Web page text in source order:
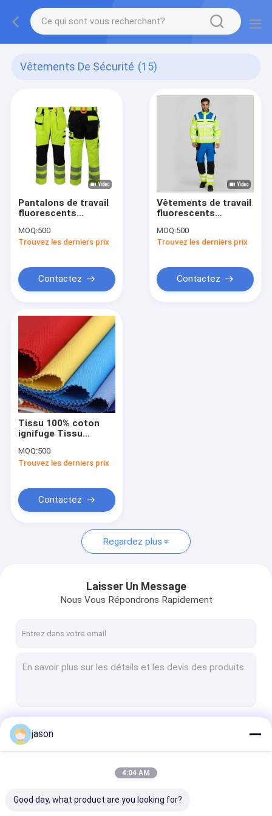
Vêtements De Sécurité (15)
Pantalons de travail
fluorescents
flammes
MOQ:500
Trouvez les derniers prix
Contactez
Vêtements de travail
fluorescents
flammes
personnalisés
Respirant
MOQ:500
Trouvez les derniers prix
Contactez
Tissu 100% coton
ignifuge Tissu
16*12 Tissu à tige
personnalisé
MOQ:500
Trouvez les derniers prix
Contactez
Regardez plus
Laisser Un Message
Nous Vous Répondrons Rapidement
jason
4:04 AM
Good day, what product are you looking for?